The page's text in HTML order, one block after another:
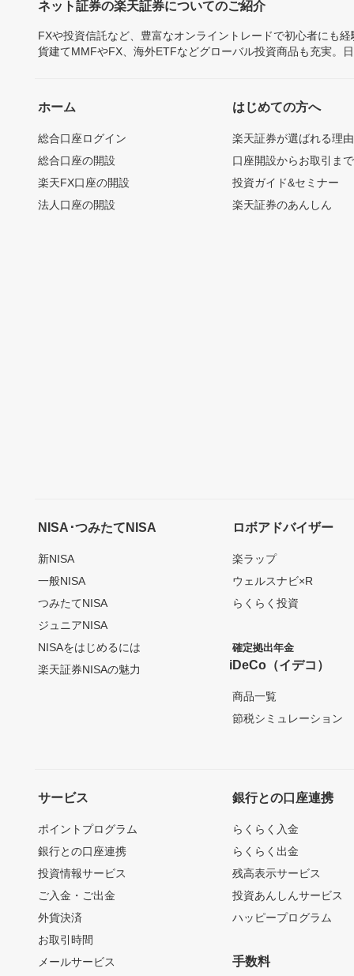
ネット証券の楽天証券についてのご紹介
FXや投資信託など、豊富なオンライントレードで初心者にも
貨建てMMFやFX、海外ETFなどグローバル投資商品も充実。
ホーム
総合口座ログイン
総合口座の開設
楽天FX口座の開設
法人口座の開設
はじめての方へ
楽天証券が選ばれる理由
口座開設からお取引ま
投資ガイド&セミナー
楽天証券のあんしん
NISA･つみたてNISA
新NISA
一般NISA
つみたてNISA
ジュニアNISA
NISAをはじめるには
楽天証券NISAの魅力
ロボアドバイザー
楽ラップ
ウェルスナビ×R
らくらく投資
確定拠出年金
iDeCo（イデコ）
商品一覧
節税シミュレーション
サービス
ポイントプログラム
銀行との口座連携
投資情報サービス
ご入金・ご出金
外貨決済
お取引時間
メールサービス
銀行との口座連携
らくらく入金
らくらく出金
残高表示サービス
投資あんしんサービス
ハッピープログラム
手数料